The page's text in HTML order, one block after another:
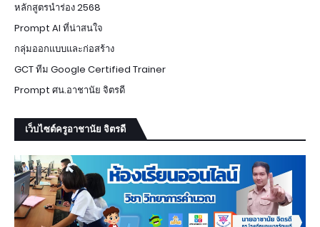
หลักสูตรนำร่อง 2568
Prompt AI ที่น่าสนใจ
กลุ่มออกแบบและก่อสร้าง
GCT ทีม Google Certified Trainer
Prompt ศน.อาชานัย จิตรดี
เว็บไซต์ครูอาชานัย จิตรดี